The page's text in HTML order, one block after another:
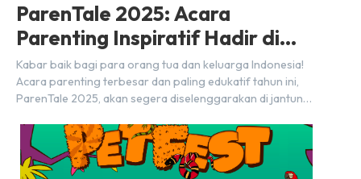
ParenTale 2025: Acara
Parenting Inspiratif Hadir di
BSD City!
Kabar baik bagi para orang tua dan keluarga Indonesia!
Acara parenting terbesar dan paling edukatif tahun ini,
ParenTale 2025, akan segera diselenggarakan di jantung
5, ICE BSD, acara ini akan berlangsung selama tiga hari
penuh, yaitu pada 2 hingga 4 Mei 2025. Diselenggarakan
oleh Parentstory dan […]